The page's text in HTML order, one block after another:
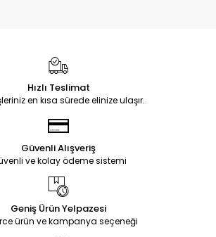
Hızlı Teslimat
en kısa sürede elinize ulaşır.
Güvenli Alışveriş
ve kolay ödeme sistemi
Geniş Ürün Yelpazesi
ürün ve kampanya seçeneği